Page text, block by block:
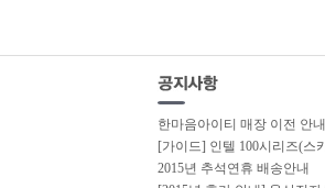
한마음아이티 매장 이전 안내
2015년 추석연휴 배송안내